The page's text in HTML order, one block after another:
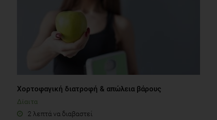
Xορτοφαγική διατροφή & απώλεια βάρους
Δίαιτα
2 λεπτά να διαβαστεί